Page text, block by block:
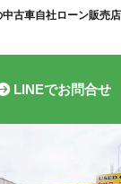
古車自社ローン販売
LINEでお問合せ